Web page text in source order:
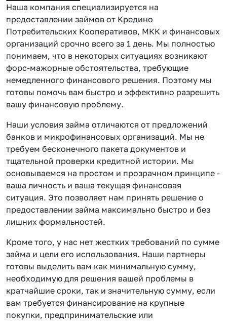
Наша компания специализируется на
предоставлении займов от Кредино
Потребительских Кооперативов, МКК и финансовых
организаций срочно всего за 1 день. Мы полностью
понимаем, что в некоторых ситуациях возникают
форс-мажорные обстоятельства, требующие
немедленного финансового решения. Поэтому мы
готовы помочь вам быстро и эффективно разрешить
вашу финансовую проблему.
Наши условия займа отличаются от предложений
банков и микрофинансовых организаций. Мы не
требуем бесконечного пакета документов и
тщательной проверки кредитной истории. Мы
основываемся на простом и прозрачном принципе -
ваша личность и ваша текущая финансовая
ситуация. Это позволяет нам принять решение о
предоставлении займа максимально быстро и без
лишних формальностей.
Кроме того, у нас нет жестких требований по сумме
займа и цели его использования. Наши партнеры
готовы выделить вам как минимальную сумму,
необходимую для решения вашей проблемы в
кратчайшие сроки, так и значительную сумму, если
вам требуется финансирование на крупные
покупки, предпринимательские или